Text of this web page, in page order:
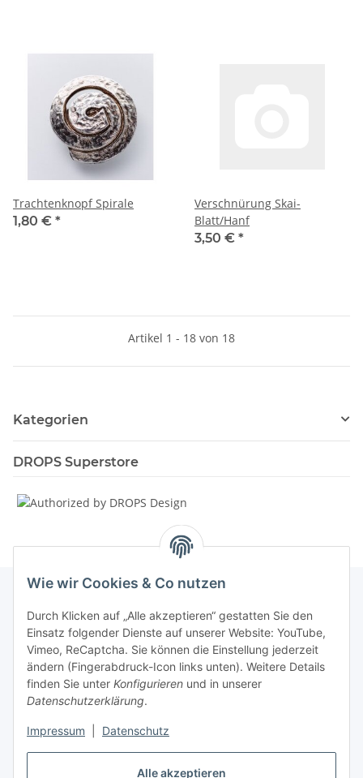
Alle akzeptieren
Wie wir Cookies & Co nutzen
Durch Klicken auf „Alle akzeptieren“ gestatten Sie den
Einsatz folgender Dienste auf unserer Website: YouTube,
Vimeo, ReCaptcha. Sie können die Einstellung jederzeit
ändern (Fingerabdruck-Icon links unten). Weitere Details
finden Sie unter Konfigurieren und in unserer
Datenschutzerklärung.
Impressum Datenschutz
Trachtenknopf Spirale
1,80 € *
Verschnürung Skai-
Blatt/Hanf
3,50 € *
Artikel 1 - 18 von 18
Kategorien
DROPS Superstore
Informationen
Unsere Spezialshops
Ladenlokal